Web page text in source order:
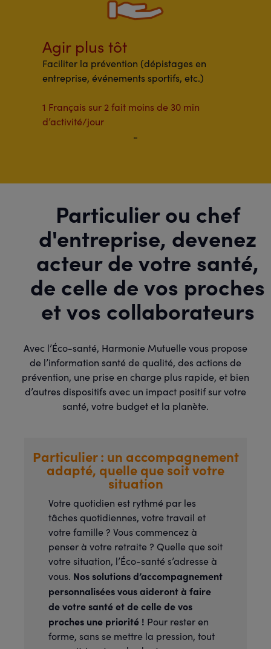
Agir plus tôt
Faciliter la prévention (dépistages en
entreprise, événements sportifs, etc.)
1 Français sur 2 fait moins de 30 min
d’activité/jour
Particulier ou chef
d'entreprise, devenez
acteur de votre santé,
de celle de vos proches
et vos collaborateurs
Avec l’Éco-santé, Harmonie Mutuelle vous propose
de l’information santé de qualité, des actions de
prévention, une prise en charge plus rapide, et bien
d’autres dispositifs avec un impact positif sur votre
santé, votre budget et la planète.
Particulier : un accompagnement
adapté, quelle que soit votre
situation
Votre quotidien est rythmé par les
tâches quotidiennes, votre travail et
votre famille ? Vous commencez à
penser à votre retraite ? Quelle que soit
votre situation, l’Éco-santé s’adresse à
vous. Nos solutions d’accompagnement
personnalisées vous aideront à faire
de votre santé et de celle de vos
proches une priorité ! Pour rester en
forme, sans se mettre la pression, tout